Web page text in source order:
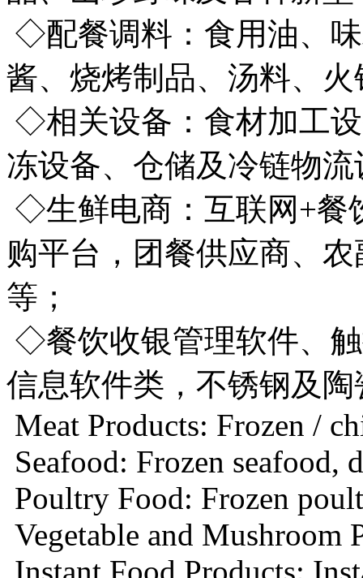
◇配餐调料：食用油、
酱、烧烤制品、汤料、
◇相关设备：食材加工
冻设备、仓储及冷链物
◇生鲜电商：互联网+餐
购平台，团餐供应商、
等；
◇餐饮收银管理软件、
信息软件类，不锈钢及
Meat Products: Frozen /
Seafood: Frozen seafood,
Poultry Food: Frozen
Vegetable and Mushroom